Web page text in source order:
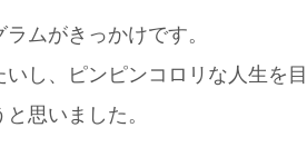
ムがきっかけです。
し、ピンピンコロリな人生を
思いました。